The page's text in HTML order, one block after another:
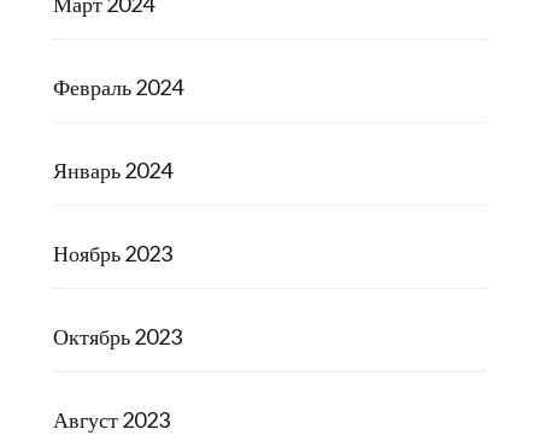
Февраль 2024
Январь 2024
Ноябрь 2023
Октябрь 2023
Август 2023